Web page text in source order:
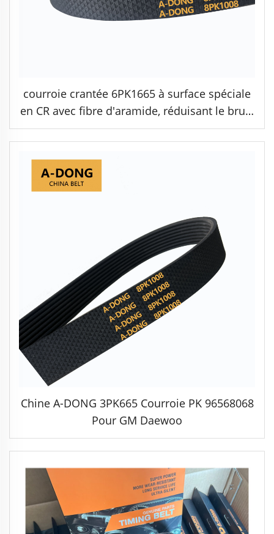
courroie crantée 6PK1665 à surface spéciale
en CR avec fibre d'aramide, réduisant le bruit,
utilisée pour les voitures iraniennes
Chine A-DONG 3PK665 Courroie PK 96568068
Pour GM Daewoo